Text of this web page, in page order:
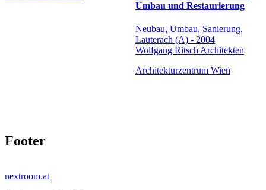
Umbau und Restaurierung
Neubau, Umbau, Sanierung,
Lauterach (A) - 2004
Wolfgang Ritsch Architekten
Architekturzentrum Wien
Footer
nextroom.at